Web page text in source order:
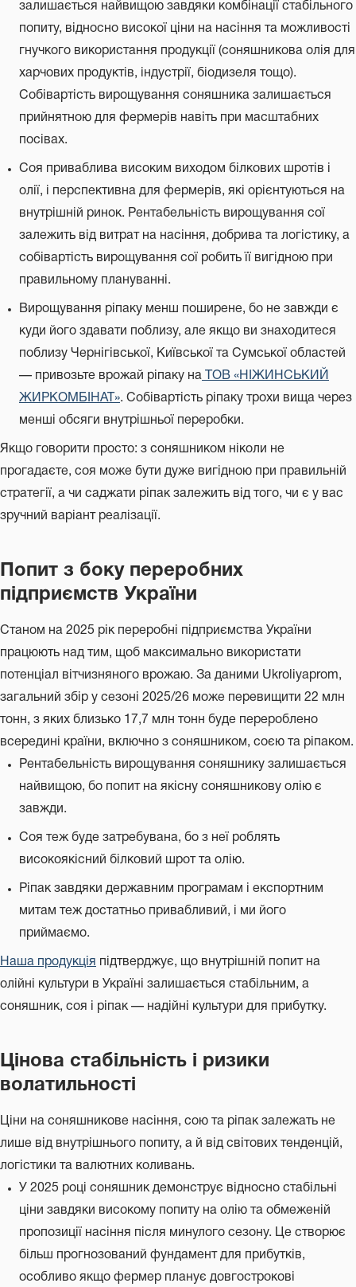
залишається найвищою завдяки комбінації стабільного
попиту, відносно високої ціни на насіння та можливості
гнучкого використання продукції (соняшникова олія для
харчових продуктів, індустрії, біодизеля тощо).
Собівартість вирощування соняшника залишається
прийнятною для фермерів навіть при масштабних
посівах.
Соя приваблива високим виходом білкових шротів і
олії, і перспективна для фермерів, які орієнтуються на
внутрішній ринок. Рентабельність вирощування сої
залежить від витрат на насіння, добрива та логістику, а
собівартість вирощування сої робить її вигідною при
правильному плануванні.
Вирощування ріпаку менш поширене, бо не завжди є
куди його здавати поблизу, але якщо ви знаходитеся
поблизу Чернігівської, Київської та Сумської областей
— привозьте врожай ріпаку на ТОВ «НІЖИНСЬКИЙ
ЖИРКОМБІНАТ». Собівартість ріпаку трохи вища через
менші обсяги внутрішньої переробки.
Якщо говорити просто: з соняшником ніколи не
прогадаєте, соя може бути дуже вигідною при правильній
стратегії, а чи саджати ріпак залежить від того, чи є у вас
зручний варіант реалізації.
Попит з боку переробних
підприємств України
Станом на 2025 рік переробні підприємства України
працюють над тим, щоб максимально використати
потенціал вітчизняного врожаю. За даними Ukroliyaprom,
загальний збір у сезоні 2025/26 може перевищити 22 млн
тонн, з яких близько 17,7 млн тонн буде перероблено
всередині країни, включно з соняшником, соєю та ріпаком.
Рентабельність вирощування соняшнику залишається
найвищою, бо попит на якісну соняшникову олію є
завжди.
Соя теж буде затребувана, бо з неї роблять
високоякісний білковий шрот та олію.
Ріпак завдяки державним програмам і експортним
митам теж достатньо привабливий, і ми його
приймаємо.
Наша продукція підтверджує, що внутрішній попит на
олійні культури в Україні залишається стабільним, а
соняшник, соя і ріпак — надійні культури для прибутку.
Цінова стабільність і ризики
волатильності
Ціни на соняшникове насіння, сою та ріпак залежать не
лише від внутрішнього попиту, а й від світових тенденцій,
логістики та валютних коливань.
У 2025 році соняшник демонструє відносно стабільні
ціни завдяки високому попиту на олію та обмеженій
пропозиції насіння після минулого сезону. Це створює
більш прогнозований фундамент для прибутків,
особливо якщо фермер планує довгострокові